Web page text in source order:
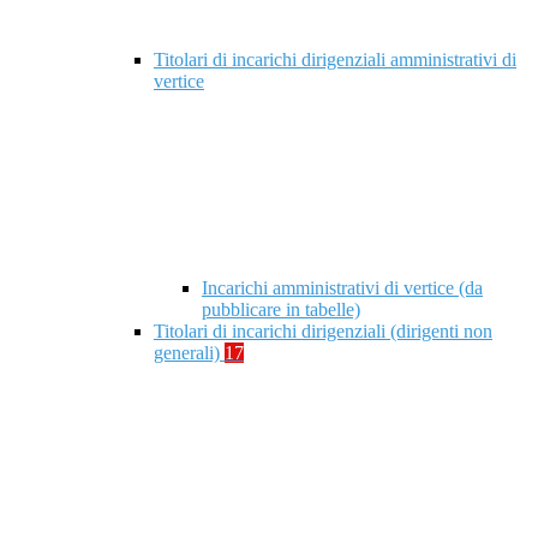
Titolari di incarichi dirigenziali amministrativi di
vertice
Incarichi amministrativi di vertice (da
pubblicare in tabelle)
Titolari di incarichi dirigenziali (dirigenti non
generali) 17